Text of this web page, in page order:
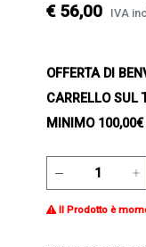
€ 56,00 IVA
OFFERTA DI
CARRELLO SUL
MINIMO 100,00€
Il Prodotto è